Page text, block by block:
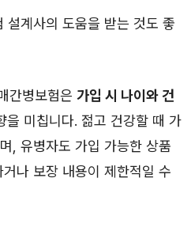
설계사의 도움을 받는 것도 좋
간병보험은 가입 시 나이와 건
을 미칩니다. 젊고 건강할 때 가
, 유병자도 가입 가능한 상품
나 보장 내용이 제한적일 수